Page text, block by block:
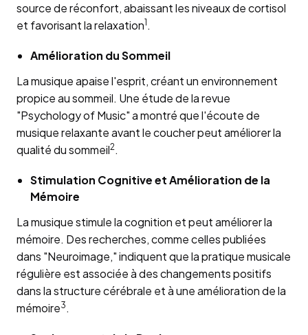
source de réconfort, abaissant les niveaux de cortisol
et favorisant la relaxation1 .
Amélioration du Sommeil
La musique apaise l'esprit, créant un environnement
propice au sommeil. Une étude de la revue
"Psychology of Music" a montré que l'écoute de
musique relaxante avant le coucher peut améliorer la
qualité du sommeil2.
Stimulation Cognitive et Amélioration de la
Mémoire
La musique stimule la cognition et peut améliorer la
mémoire. Des recherches, comme celles publiées
dans "Neuroimage," indiquent que la pratique musicale
régulière est associée à des changements positifs
dans la structure cérébrale et à une amélioration de la
mémoire3 .